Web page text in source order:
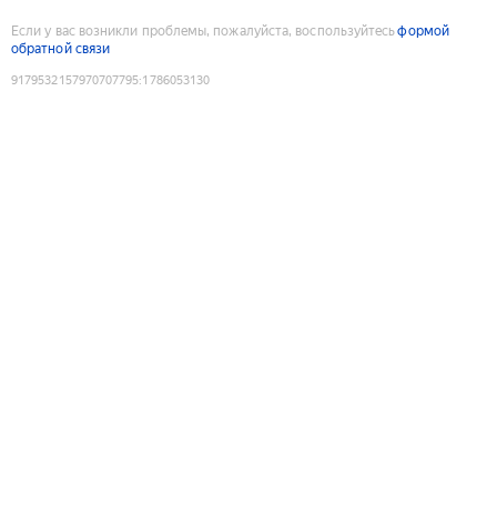
Если у вас возникли проблемы, пожалуйста, воспользуйтесьформой
обратной связи
9179532157970707795:1786053130